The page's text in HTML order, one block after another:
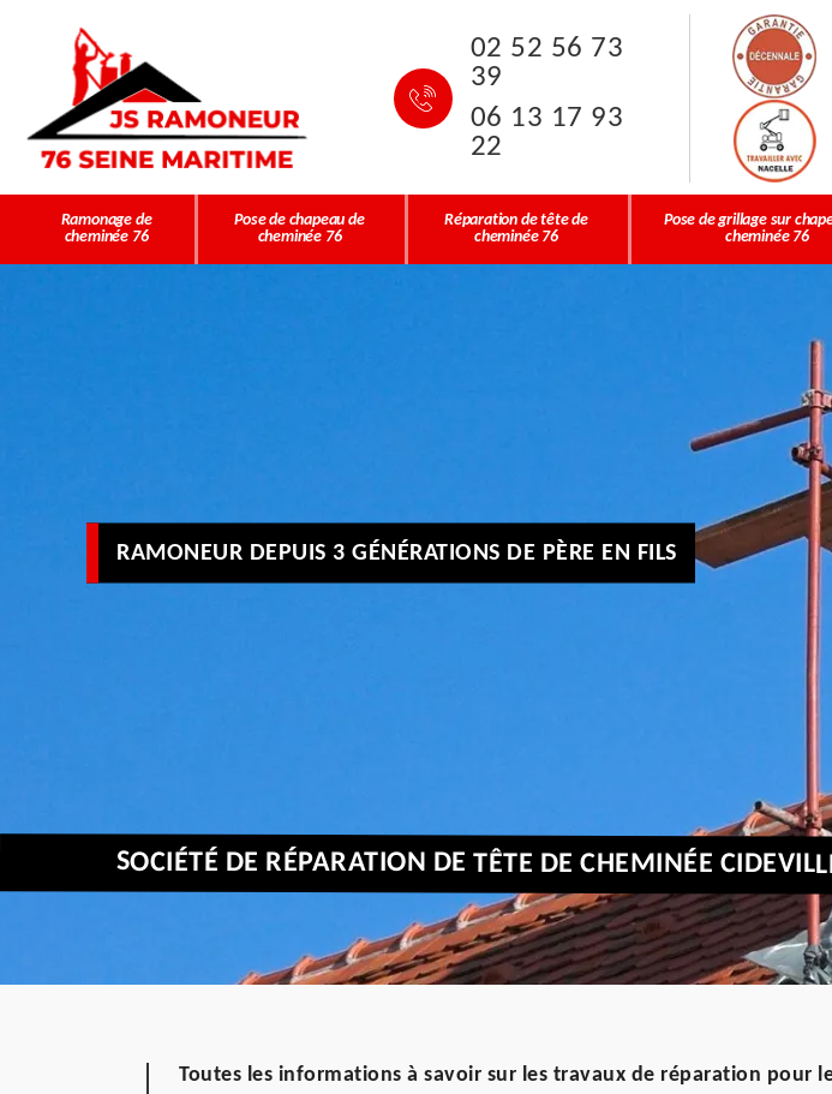
02 52 56 73
39
06 13 17 93
22
Ramonage de
cheminée 76
Pose de chapeau de
cheminée 76
Réparation de tête de
cheminée 76
Pose de grillage sur
cheminée 76
RAMONEUR DEPUIS 3 GÉNÉRATIONS DE PÈRE EN FILS
SOCIÉTÉ DE RÉPARATION DE TÊTE DE CHEMINÉE
Toutes les informations à savoir sur les travaux de réparation pour